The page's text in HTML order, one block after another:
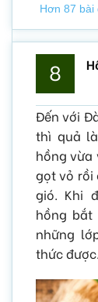
Hơn 87 bài
8
Đến với
thì quả
hồng vừa
gọt vỏ rồi
gió. Khi
hồng bắt
những
thức được.